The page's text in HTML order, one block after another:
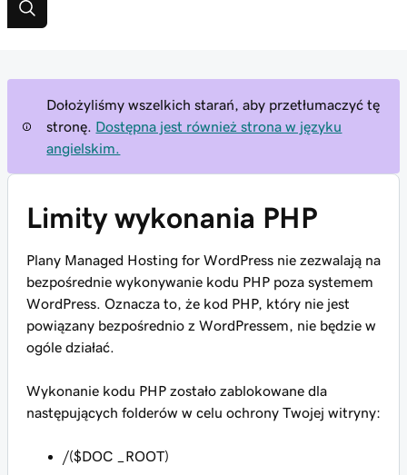
Dołożyliśmy wszelkich starań, aby przetłumaczyć tę
stronę.
Dostępna jest również strona w języku
angielskim.
Limity wykonania PHP
Plany Managed Hosting for WordPress nie zezwalają na
bezpośrednie wykonywanie kodu PHP poza systemem
WordPress. Oznacza to, że kod PHP, który nie jest
powiązany bezpośrednio z WordPressem, nie będzie w
ogóle działać.
Wykonanie kodu PHP zostało zablokowane dla
następujących folderów w celu ochrony Twojej witryny:
/($DOC _ROOT)